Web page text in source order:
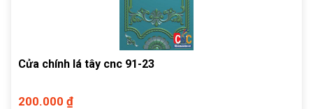
Cửa chính lá tây cnc 91-23
200.000 ₫